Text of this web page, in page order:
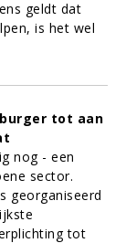
geldt dat
is het wel
tot aan
nog - een
sector.
georganiseerd
tot